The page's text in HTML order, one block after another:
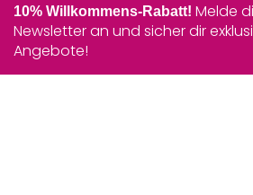
10% Willkommens-Rabatt! Melde
Newsletter an und sicher dir
Angebote!